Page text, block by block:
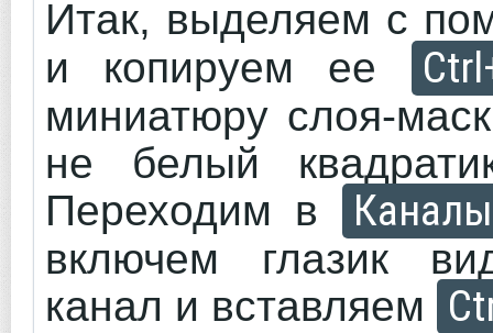
Итак, выделяем с
и копируем ее
миниатюру слоя-
не белый
Переходим в
Каналы
включем глазик
канал и вставляем